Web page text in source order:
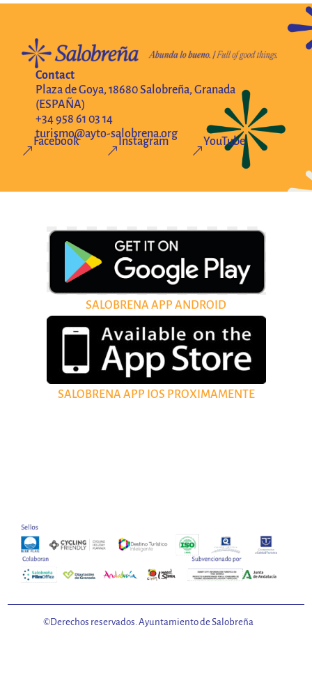
Contact
Plaza de Goya, 18680 Salobreña, Granada
(ESPAÑA)
+34 958 61 03 14
turismo@ayto-salobrena.org
&
Facebook
&
Instagram
&
YouTube
SALOBRENA APP ANDROID
SALOBRENA APP IOS PROXIMAMENTE
©Derechos reservados. Ayuntamiento de Salobreña